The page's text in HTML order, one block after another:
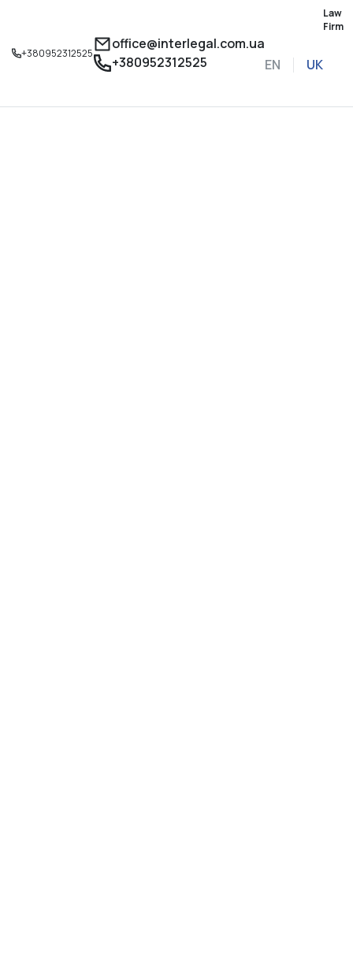
+380952312525
Law
Firm
office@interlegal.com.ua
+380952312525
EN UK